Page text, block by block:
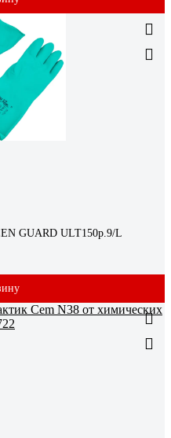
GUARD ULT150р.9/L